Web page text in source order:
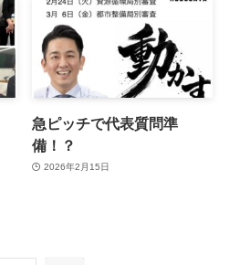
急ピッチで代表質問準
備！？
2026年2月15日